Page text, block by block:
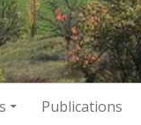
Publications